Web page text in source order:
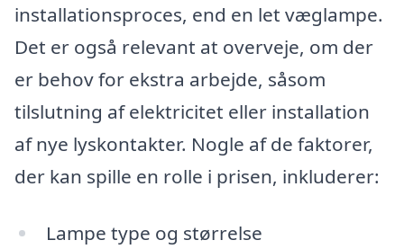
installationsproces, end en let væglampe.
Det er også relevant at overveje, om der
er behov for ekstra arbejde, såsom
tilslutning af elektricitet eller installation
af nye lyskontakter. Nogle af de faktorer,
der kan spille en rolle i prisen, inkluderer:
Lampe type og størrelse